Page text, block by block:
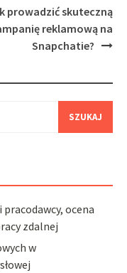
prowadzić skuteczną
reklamową na
Snapchatie?
ocena
zdalnej
w